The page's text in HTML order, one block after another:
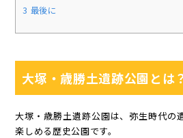
3 最後に
大塚・歳勝土遺跡公園とは
大塚・歳勝土遺跡公園は、弥生時代の
楽しめる歴史公園です。